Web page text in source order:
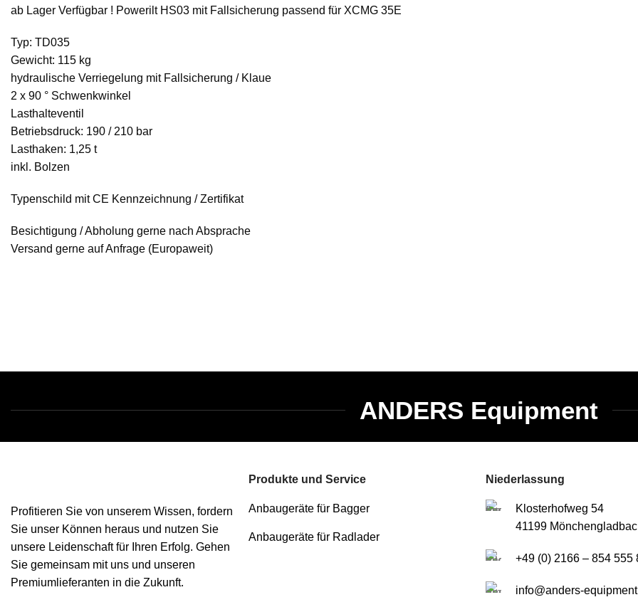
ab Lager Verfügbar ! Powerilt HS03 mit Fallsicherung passend für XCMG 35E
Typ: TD035
Gewicht: 115 kg
hydraulische Verriegelung mit Fallsicherung / Klaue
2 x 90 ° Schwenkwinkel
Lasthalteventil
Betriebsdruck: 190 / 210 bar
Lasthaken: 1,25 t
inkl. Bolzen
Typenschild mit CE Kennzeichnung / Zertifikat
Besichtigung / Abholung gerne nach Absprache
Versand gerne auf Anfrage (Europaweit)
ANDERS Equipment
Profitieren Sie von unserem Wissen, fordern
Sie unser Können heraus und nutzen Sie
unsere Leidenschaft für Ihren Erfolg. Gehen
Sie gemeinsam mit uns und unseren
Premiumlieferanten in die Zukunft.
Produkte und Service
Anbaugeräte für Bagger
Anbaugeräte für Radlader
Niederlassung
Klosterhofweg 54
41199
+49 (0) 2166 – 854 555
info@anders-